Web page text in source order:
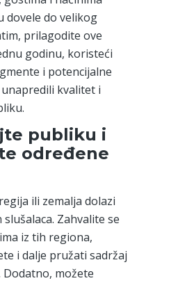
dovele do velikog
prilagodite ove
godinu, koristeći
i potencijalne
kvalitet i
publiku i
određene
ili zemalja dolazi
Zahvalite se
iz tih regiona,
i dalje pružati sadržaj
možete